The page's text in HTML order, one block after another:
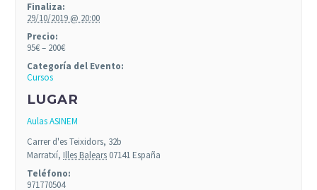
Finaliza:
29/10/2019 @ 20:00
Precio:
95€ – 200€
Categoría del Evento:
Cursos
LUGAR
Aulas ASINEM
Carrer d'es Teixidors, 32b
Marratxí, Illes Balears 07141 España
Teléfono:
971770504